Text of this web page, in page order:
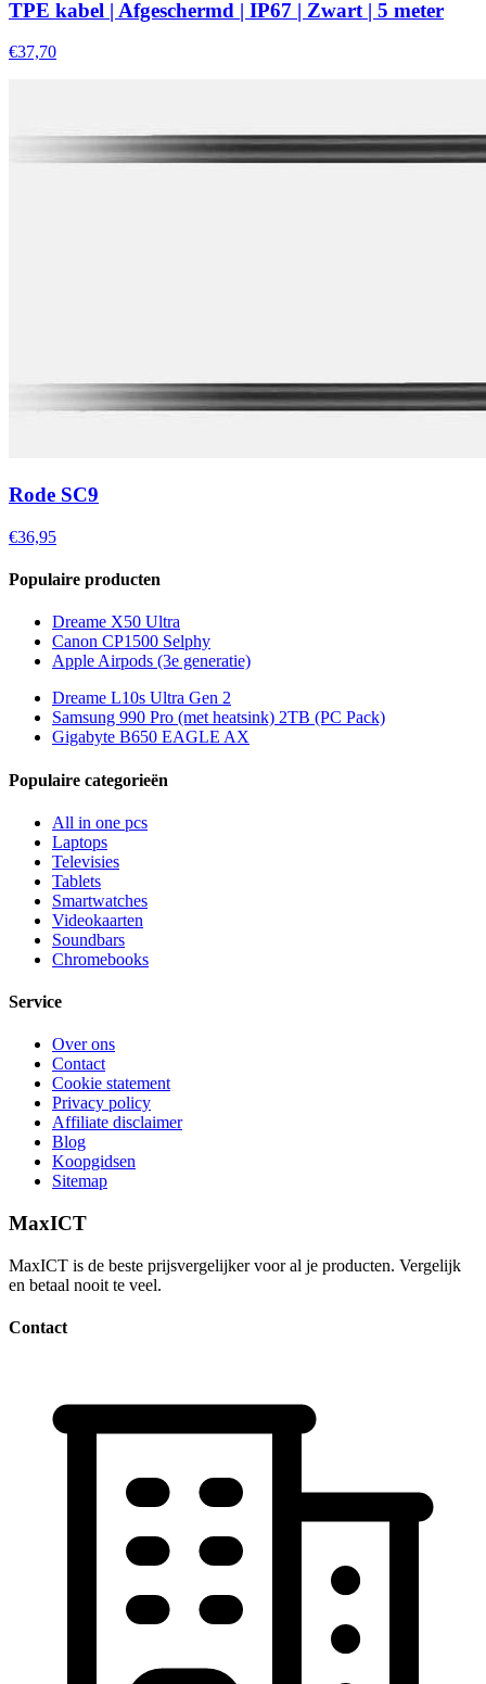
TPE kabel | Afgeschermd | IP67 | Zwart | 5 meter
€37,70
Rode SC9
€36,95
Populaire producten
Dreame X50 Ultra
Canon CP1500 Selphy
Apple Airpods (3e generatie)
Dreame L10s Ultra Gen 2
Samsung 990 Pro (met heatsink) 2TB (PC Pack)
Gigabyte B650 EAGLE AX
Populaire categorieën
All in one pcs
Laptops
Televisies
Tablets
Smartwatches
Videokaarten
Soundbars
Chromebooks
Service
Over ons
Contact
Cookie statement
Privacy policy
Affiliate disclaimer
Blog
Koopgidsen
Sitemap
MaxICT
MaxICT is de beste prijsvergelijker voor al je producten. Vergelijk
en betaal nooit te veel.
Contact